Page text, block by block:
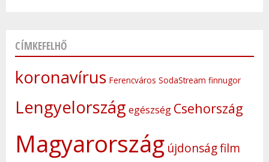
CÍMKEFELHŐ
koronavírus Ferencváros SodaStream finnugor
Lengyelország egészség Csehország
Magyarország újdonságfilm